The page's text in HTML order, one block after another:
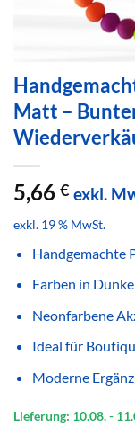
Matt –
5,66 € exkl.
exkl. 19 % MwSt.
Handgemachte
Farben in
Neonfarbene
Ideal für
Moderne
Lieferung: 10.08.-